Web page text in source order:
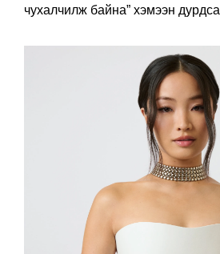
чухалчилж байна” хэмээн